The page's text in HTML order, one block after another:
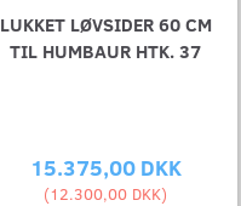
LUKKET LØVSIDER 60 CM
TIL HUMBAUR HTK. 37
15.375,00 DKK
(12.300,00 DKK)